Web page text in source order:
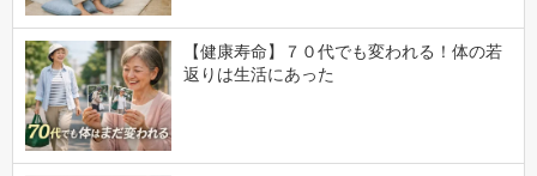
【健康寿命】７０代でも変われる！体の若
返りは生活にあった